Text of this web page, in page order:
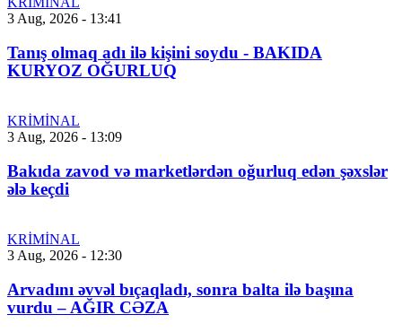
3 Aug, 2026 - 13:41
Tanış olmaq adı ilə kişini soydu - BAKIDA
KURYOZ OĞURLUQ
KRİMİNAL
3 Aug, 2026 - 13:09
Bakıda zavod və marketlərdən oğurluq edən şəxslər
ələ keçdi
KRİMİNAL
3 Aug, 2026 - 12:30
Arvadını əvvəl bıçaqladı, sonra balta ilə başına
vurdu – AĞIR CƏZA